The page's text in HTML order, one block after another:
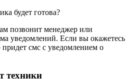
будет готова?
позвонит менеджер или
уведомлений. Если вы окажетесь
смс с уведомлением о
техники